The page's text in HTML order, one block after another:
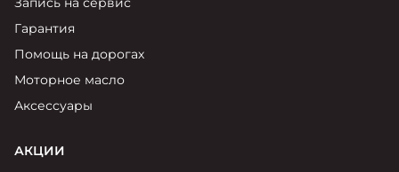
Гарантия
Помощь на дорогах
Моторное масло
Аксессуары
АКЦИИ